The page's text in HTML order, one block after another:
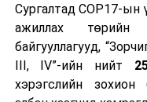
Сургалтад COP17-ын
ажиллах
байгууллагууд,
III, IV”-ийн нийт
хэрэгслийн зохион